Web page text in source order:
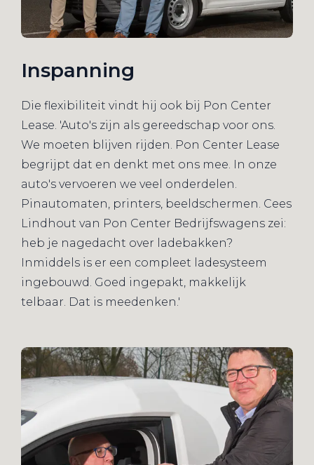
Inspanning
Die flexibiliteit vindt hij ook bij Pon Center
Lease. 'Auto's zijn als gereedschap voor ons.
We moeten blijven rijden. Pon Center Lease
begrijpt dat en denkt met ons mee. In onze
auto's vervoeren we veel onderdelen.
Pinautomaten, printers, beeldschermen. Cees
Lindhout van Pon Center Bedrijfswagens zei:
heb je nagedacht over ladebakken?
Inmiddels is er een compleet ladesysteem
ingebouwd. Goed ingepakt, makkelijk
telbaar. Dat is meedenken.'